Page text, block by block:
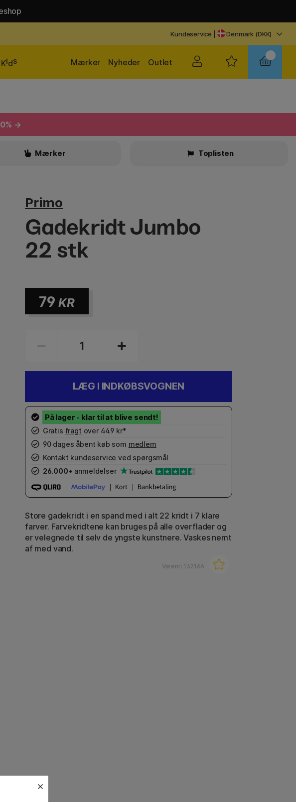
Kundeservice Denmark (DKK)
Kids Outlet
Nyheder
Mærker
→
Mærker Toplisten
Primo
Gadekridt Jumbo
22 stk
79 KR
LÆG I INDKØBSVOGNEN
Gratis fragt over 449 kr*
90 dages åbent køb som medlem
Kontakt kundeservice ved spørgsmål
26.000+ anmeldelser
Store gadekridt i en spand med i alt 22 kridt i 7 klare
farver. Farvekridtene kan bruges på alle overflader og
er velegnede til selv de yngste kunstnere. Vaskes nemt
af med vand.
Varenr: 132166